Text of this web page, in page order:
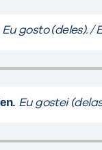
Eu gosto (deles). /
Eu gostei